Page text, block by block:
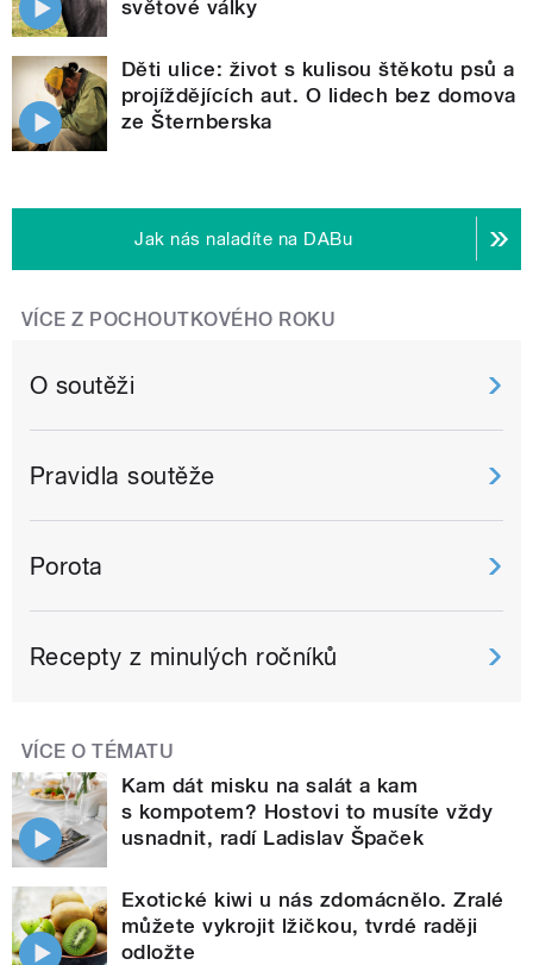
světové války
Děti ulice: život s kulisou štěkotu psů a
projíždějících aut. O lidech bez domova
ze Šternberska
Jak nás naladíte na DABu
VÍCE Z POCHOUTKOVÉHO ROKU
O soutěži
Pravidla soutěže
Porota
Recepty z minulých ročníků
VÍCE O TÉMATU
Kam dát misku na salát a kam
s kompotem? Hostovi to musíte vždy
usnadnit, radí Ladislav Špaček
Exotické kiwi u nás zdomácnělo. Zralé
můžete vykrojit lžičkou, tvrdé raději
odložte